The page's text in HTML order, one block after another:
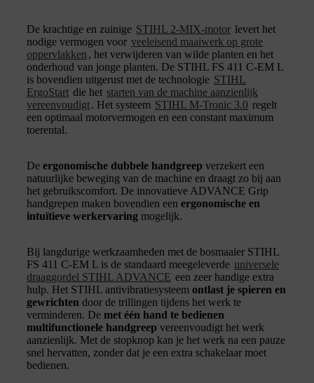
De krachtige en zuinige STIHL 2-MIX-motor levert het
nodige vermogen voor veeleisend maaiwerk op grote
oppervlakken , het verwijderen van wilde planten en het
onderhoud van jonge planten. De STIHL FS 411 C-EM L
is bovendien uitgerust met de technologie STIHL
ErgoStart die het starten van de machine aanzienlijk
vereenvoudigt. Het systeem STIHL M-Tronic 3.0 regelt
een optimaal motorvermogen en een constant maximum
toerental.
De ergonomische dubbele handgreep verzekert een
natuurlijke beweging van de machine en draagt zo bij aan
het gebruikscomfort. De innovatieve ADVANCE Grip
handgrepen maken bovendien een ergonomische en
intuïtieve werkervaring mogelijk.
Bij langdurige werkzaamheden met de bosmaaier STIHL
FS 411 C-EM L is de standaard meegeleverde universele
draaggordel STIHL ADVANCE een zeer handige extra
hulp. Het STIHL antivibratiesysteem ontlast je spieren en
gewrichten door de trillingen tijdens het werk te
verminderen. De met één hand te bedienen
multifunctionele handgreep vereenvoudigt het werk
aanzienlijk. Met de stopknop kan je het werk na een pauze
snel hervatten, zonder dat je een extra schakelaar moet
bedienen.